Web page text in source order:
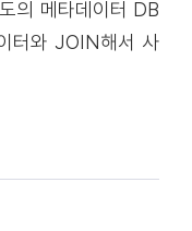
의 메타데이터 DB
터와 JOIN해서 사